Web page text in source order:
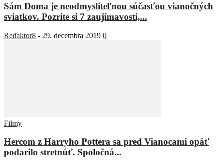
Sám Doma je neodmysliteľnou súčasťou vianočných
sviatkov. Pozrite si 7 zaujímavosti,...
Redaktor8 - 29. decembra 2019 0
Filmy
Hercom z Harryho Pottera sa pred Vianocami opäť
podarilo stretnúť. Spoločná...